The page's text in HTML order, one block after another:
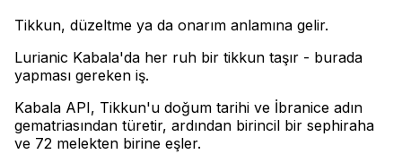
Tikkun, düzeltme ya da onarım anlamına gelir.
Lurianic Kabala'da her ruh bir tikkun taşır - burada
yapması gereken iş.
Kabala API, Tikkun'u doğum tarihi ve İbranice adın
gematriasından türetir, ardından birincil bir sephiraha
ve 72 melekten birine eşler.